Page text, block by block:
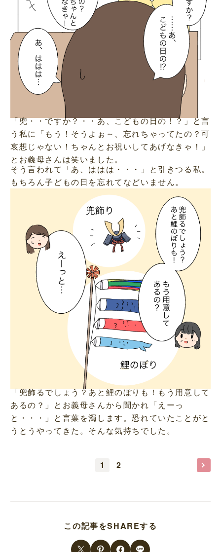
「兜・・ですか？・・あ、こどもの日の！？」と言
う私に「もう！そうよぉ～、忘れちゃってたの？可
哀想じゃない！ちゃんとお祝いしてあげなきゃ！」
とお義母さんは笑いました。
そう言われて「あ、ははは・・・」と引きつる私。
もちろん子どもの日を忘れてなどいません。
「兜飾るでしょう？あと鯉のぼりも！もう用意して
あるの？」とお義母さんから聞かれ「えーっ
と・・・」と言葉を濁します。恐れていたことがと
うとうやってきた。そんな気持ちでした。
1 2
この記事をSHAREする